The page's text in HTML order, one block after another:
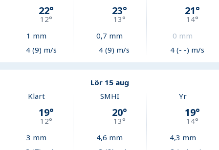
22°
12°
1 mm
4 (9) m/s
23°
13°
0,7 mm
4 (9) m/s
21°
14°
0 mm
4 (- -) m/s
Lör 15 aug
Klart
19°
12°
3 mm
SMHI
20°
13°
4,6 mm
Yr
19°
14°
4,3 mm